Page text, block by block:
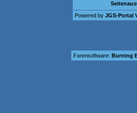
Powered by JGS-Portal
Forensoftware: Burning